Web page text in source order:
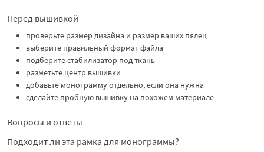
Перед вышивкой
проверьте размер дизайна и размер ваших пялец
выберите правильный формат файла
подберите стабилизатор под ткань
разметьте центр вышивки
добавьте монограмму отдельно, если она нужна
сделайте пробную вышивку на похожем материале
Вопросы и ответы
Подходит ли эта рамка для монограммы?